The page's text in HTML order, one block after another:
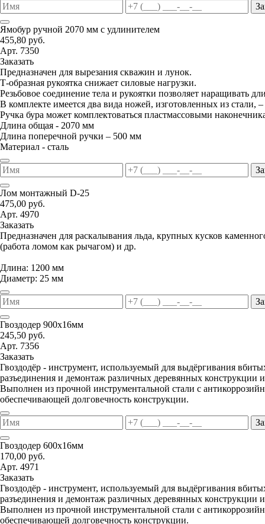
Ямобур ручной 2070 мм с удлинителем
455,80 руб.
Арт. 7350
Заказать
Предназначен для вырезания скважин и лунок.
Т-образная рукоятка снижает силовые нагрузки.
Резьбовое соединение тела и рукоятки позволяет наращивать
В комплекте имеется два вида ножей, изготовленных из стали,
Ручка бура может комплектоваться пластмассовыми
Длина общая - 2070 мм
Длина поперечной ручки – 500 мм
Материал - сталь
Лом монтажный D-25
475,00 руб.
Арт. 4970
Заказать
Предназначен для раскалывания льда, крупных кусков
(работа ломом как рычагом) и др.
Длина: 1200 мм
Диаметр: 25 мм
Гвоздодер 900х16мм
245,50 руб.
Арт. 7356
Заказать
Гвоздодёр - инструмент, используемый для выдёргивания
разъединения и демонтаж различных деревянных конструкции
Выполнен из прочной инструментальной стали с
обеспечивающей долговечность конструкции.
Гвоздодер 600х16мм
170,00 руб.
Арт. 4971
Заказать
Гвоздодёр - инструмент, используемый для выдёргивания
разъединения и демонтаж различных деревянных конструкции
Выполнен из прочной инструментальной стали с
обеспечивающей долговечность конструкции.